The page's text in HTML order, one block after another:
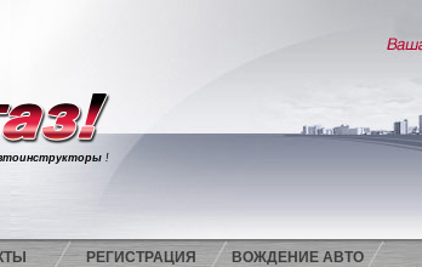
!
РЕГИСТРАЦИЯ ВОЖДЕНИЕ АВТО